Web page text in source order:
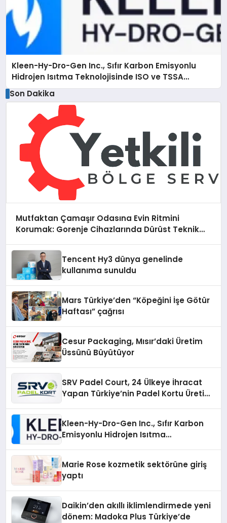
Kleen-Hy-Dro-Gen Inc., Sıfır Karbon Emisyonlu
Hidrojen Isıtma Teknolojisinde ISO ve TSSA
Düzenleyici Onaylarını Aldı
Son Dakika
Mutfaktan Çamaşır Odasına Evin Ritmini
Korumak: Gorenje Cihazlarında Dürüst Teknik
Tencent Hy3 dünya genelinde
kullanıma sunuldu
Mars Türkiye’den “Köpeğini İşe Götür
Haftası” çağrısı
Cesur Packaging, Mısır’daki Üretim
Üssünü Büyütüyor
SRV Padel Court, 24 Ülkeye İhracat
Yapan Türkiye’nin Padel Kortu Üretim
Kleen-Hy-Dro-Gen Inc., Sıfır Karbon
Emisyonlu Hidrojen Isıtma
Marie Rose kozmetik sektörüne giriş
yaptı
Daikin’den akıllı iklimlendirmede yeni
dönem: Madoka Plus Türkiye’de